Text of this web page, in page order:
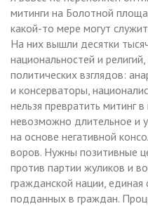
митинги на Болотной
какой-то мере могут
На них вышли десятки
национальностей и
политических взглядов:
и консерваторы,
нельзя превратить митинг
невозможно длительное и
на основе негативной
воров. Нужны позитивные
против партии жуликов и
гражданской нации,
подданных в граждан.